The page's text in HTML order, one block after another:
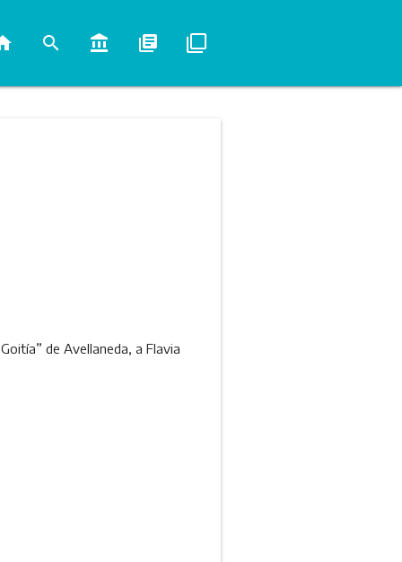
search account_balance library_books filter_none
de Avellaneda, a Flavia